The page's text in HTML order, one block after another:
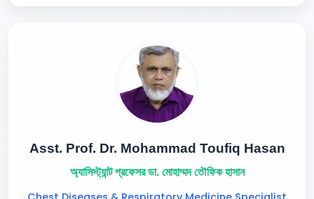
Asst. Prof. Dr. Mohammad Toufiq Hasan
অ্যাসিস্ট্যান্ট প্রফেসর ডা. মোহাম্মদ তৌফিক হাসান